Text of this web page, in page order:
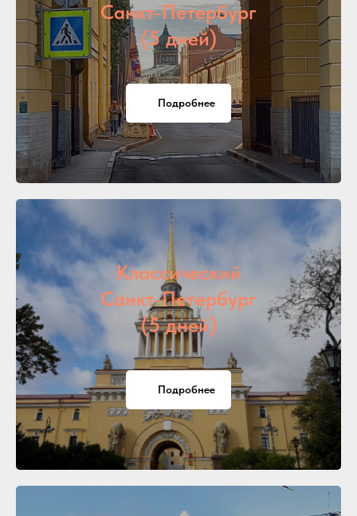
Санкт-Петербург
(5 дней)
Подробнее
Классический
Санкт-Петербург
(5 дней)
Подробнее